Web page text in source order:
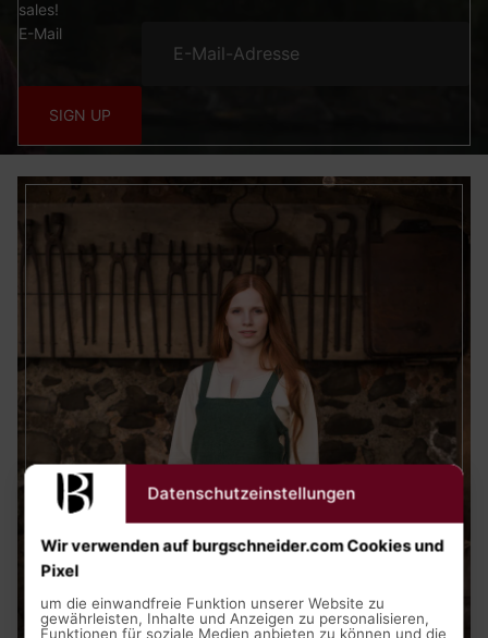
sales!
E-Mail
SIGN UP
Datenschutzeinstellungen
Wir verwenden auf burgschneider.com Cookies und
Pixel
um die einwandfreie Funktion unserer Website zu
gewährleisten, Inhalte und Anzeigen zu personalisieren,
Funktionen für soziale Medien anbieten zu können und die